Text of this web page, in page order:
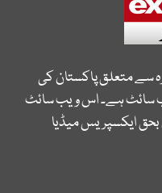
سے متعلق پاکستان کی
سائٹ ہے۔ اس ویب سائٹ
بحق ایکسپریس میڈیا